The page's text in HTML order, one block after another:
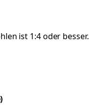
ist 1:4 oder besser.